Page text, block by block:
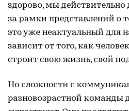
здорово, мы
за рамки представлений о
это уже неактуальный для
зависит от того, как
строит свою жизнь, свой
Но сложности с
разновозрастной команды